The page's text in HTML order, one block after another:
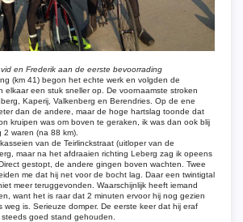
en Frederik aan de eerste bevoorrading
(km 41) begon het echte werk en volgden de
elkaar een stuk sneller op. De voornaamste stroken
Kaperij, Valkenberg en Berendries. Op de ene
dan de andere, maar de hoge hartslag toonde dat
kruipen was om boven te geraken, ik was dan ook blij
2 waren (na 88 km).
van de Teirlinckstraat (uitloper van de
maar na het afdraaien richting Leberg zag ik opeens
gestopt, de andere gingen boven wachten. Twee
me dat hij net voor de bocht lag. Daar een twintigtal
meer teruggevonden. Waarschijnlijk heeft iemand
want het is raar dat 2 minuten ervoor hij nog gezien
weg is. Serieuze domper. De eerste keer dat hij eraf
goed stand gehouden.